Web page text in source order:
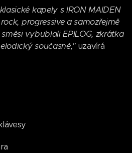
kapely s IRON MAIDEN
progressive a samozřejmě
vybublali EPILOG, zkrátka
současně," uzavírá